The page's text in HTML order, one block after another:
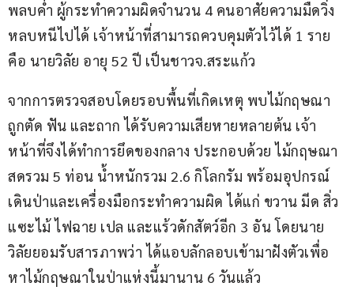
พลบค่ำ ผู้กระทำความผิดจำนวน 4 คนอาศัยความมืดวิ่ง
หลบหนีไปได้ เจ้าหน้าที่สามารถควบคุมตัวไว้ได้ 1 ราย
คือ นายวิลัย อายุ 52 ปี เป็นชาวจ.สระแก้ว
จากการตรวจสอบโดยรอบพื้นที่เกิดเหตุ พบไม้กฤษณา
ถูกตัด ฟัน และถาก ได้รับความเสียหายหลายต้น เจ้า
หน้าที่จึงได้ทำการยึดของกลาง ประกอบด้วย ไม้กฤษณา
สดรวม 5 ท่อน น้ำหนักรวม 2.6 กิโลกรัม พร้อมอุปกรณ์
เดินป่าและเครื่องมือกระทำความผิด ได้แก่ ขวาน มีด สิ่ว
แซะไม้ ไฟฉาย เปล และแร้วดักสัตว์อีก 3 อัน โดยนาย
วิลัยยอมรับสารภาพว่า ได้แอบลักลอบเข้ามาฝังตัวเพื่อ
หาไม้กฤษณาในป่าแห่งนี้มานาน 6 วันแล้ว